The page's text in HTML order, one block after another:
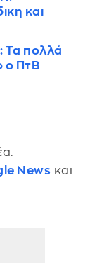
και
Τα πολλά
ο ΠτΒ
News και